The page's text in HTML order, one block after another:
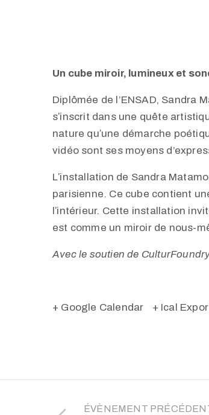
Un cube miroir, lumineux et
Diplômée de l’ENSAD, Sandra
sʼinscrit dans une quête
nature quʼune démarche
vidéo sont ses moyens
Lʼinstallation de Sandra
parisienne. Ce cube contient
lʼintérieur. Cette installation
est comme un miroir de nous-
Avec le soutien de
+ Google Calendar + Ical
ÉVÈNEMENT